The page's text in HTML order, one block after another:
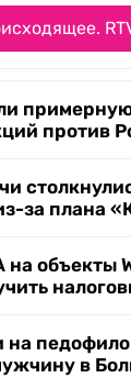
против
за плана
на объекты
в